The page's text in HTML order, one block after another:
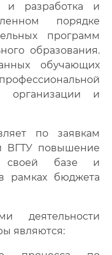
и разработка и
порядке
программ
образования.
обучающих
организации и
по заявкам
ВГТУ повышение
своей базе и
рамках бюджета
деятельности
являются: